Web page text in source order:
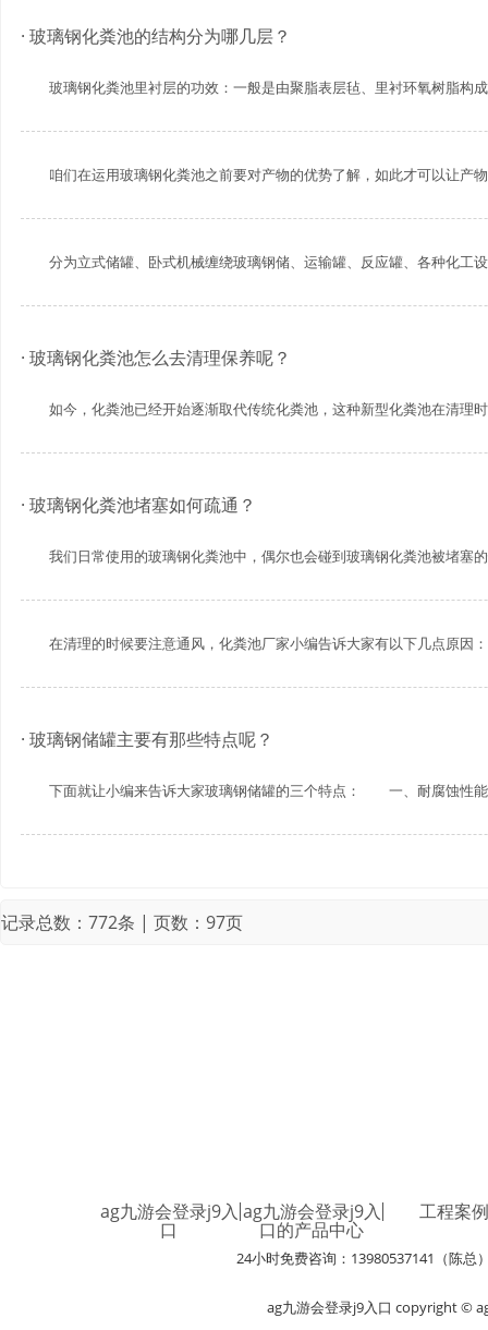
使用成都玻璃钢化粪池的七大好处你都记住了吗？
· 玻璃钢化粪池的结构分为哪几层？
玻璃钢化粪池里衬层的功效：一般是由聚脂表层毡、里衬环氧树脂构
咱们在运用玻璃钢化粪池之前要对产物的优势了解，如此才可以让产
分为立式储罐、卧式机械缠绕玻璃钢储、运输罐、反应罐、各种化工
· 玻璃钢化粪池怎么去清理保养呢？
如今，化粪池已经开始逐渐取代传统化粪池，这种新型化粪池在清理
· 玻璃钢化粪池堵塞如何疏通？
我们日常使用的玻璃钢化粪池中，偶尔也会碰到玻璃钢化粪池被堵塞
在清理的时候要注意通风，化粪池厂家小编告诉大家有以下几点原
· 玻璃钢储罐主要有那些特点呢？
下面就让小编来告诉大家玻璃钢储罐的三个特点： 一、耐腐蚀
记录总数：772条 | 页数：97页
ag九游会登录j9入
口
ag九游会登录j9入
口的产品中心
工程案例
24小时免费咨询：13980537141（陈总
ag九游会登录j9入口 copyright ©